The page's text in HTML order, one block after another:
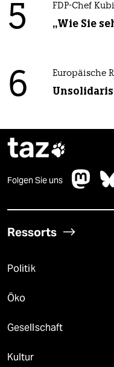
5 FDP-Chef
„Wie Sie
6 Europäische
taz
Folgen Sie uns
Ressorts
Politik
Öko
Gesellschaft
Kultur